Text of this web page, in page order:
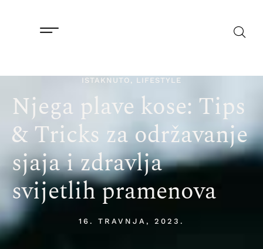
ISTAKNUTO , LIFESTYLE
Njega plave kose: Tips
& Tricks za održavanje
sjaja i zdravlja
svijetlih pramenova
16. TRAVNJA, 2023.